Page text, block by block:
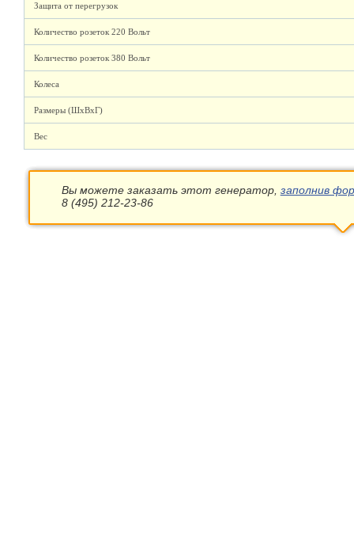
Защита от перегрузок
Количество розеток 220 Вольт
Количество розеток 380 Вольт
Колеса
Размеры (ШхВхГ)
Вес
Вы можете заказать этот генератор, заполнив
8 (495) 212-23-86